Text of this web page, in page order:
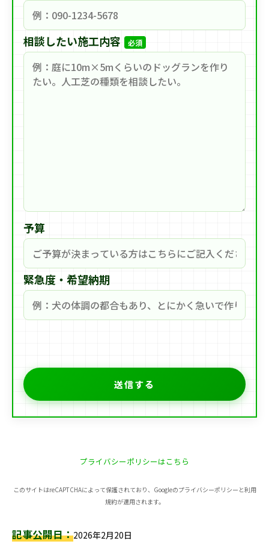
相談したい施工内容 必須
予算
緊急度・希望納期
ィ
ー
ル
に
プライバシーポリシーはこちら
このサイトはreCAPTCHAによって保護されており、Googleのプライバシーポリシーと利用
規約が適用されます。
記事公開日：2026年2月20日